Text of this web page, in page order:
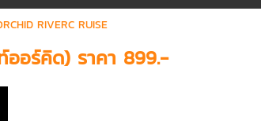
RIVERC RUISE
ท์ออร์คิด) ราคา 899.-